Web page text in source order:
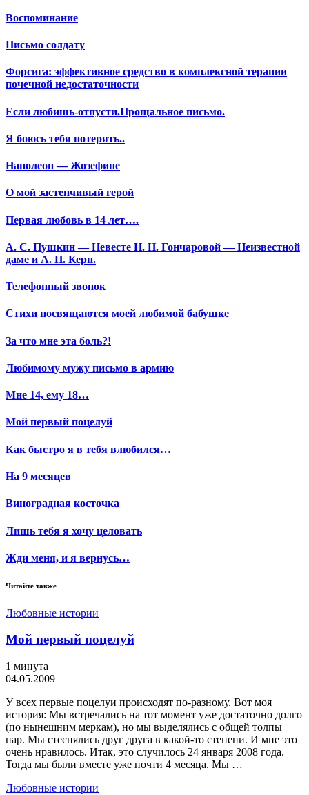
Воспоминание
Письмо солдату
Форсига: эффективное средство в комплексной терапии
почечной недостаточности
Если любишь-отпусти.Прощальное письмо.
Я боюсь тебя потерять..
Наполеон — Жозефине
О мой застенчивый герой
Первая любовь в 14 лет….
А. С. Пушкин — Невесте Н. Н. Гончаровой — Неизвестной
даме и А. П. Керн.
Телефонный звонок
Стихи посвящаются моей любимой бабушке
За что мне эта боль?!
Любимому мужу письмо в армию
Мне 14, ему 18…
Мой первый поцелуй
Как быстро я в тебя влюбился…
На 9 месяцев
Виноградная косточка
Лишь тебя я хочу целовать
Жди меня, и я вернусь…
Читайте также
Любовные истории
Мой первый поцелуй
1 минута
04.05.2009
У всех первые поцелуи происходят по-разному. Вот моя
история: Мы встречались на тот момент уже достаточно долго
(по нынешним меркам), но мы выделялись с общей толпы
пар. Мы стеснялись друг друга в какой-то степени. И мне это
очень нравилось. Итак, это случилось 24 января 2008 года.
Тогда мы были вместе уже почти 4 месяца. Мы …
Любовные истории